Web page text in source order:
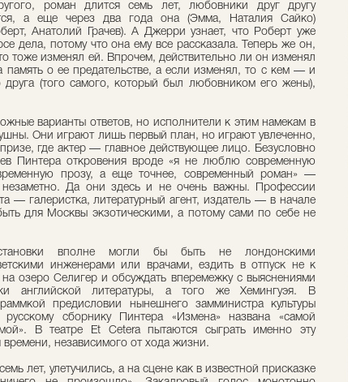
роман длится семь лет, любовники друг другу
а еще через два года она (Эмма, Наталия Сайко)
Анатолий Грачев). А Джерри узнает, что Роберт уже
дела, потому что она ему все рассказала. Теперь же он,
тоже изменял ей. Впрочем, действительно ли он изменял
память о ее предательстве, а если изменял, то с кем — и
(того самого, который был любовником его жены),
варианты ответов, но исполнители к этим намекам в
Они играют лишь первый план, но играют увлеченно,
где актер — главное действующее лицо. Безусловно
Пинтера откровения вроде «я не люблю современную
прозу, а еще точнее, современный роман» —
незаметно. Да они здесь и не очень важны. Профессии
— галеристка, литературный агент, издатель — в начале
для Москвы экзотическими, а потому сами по себе не
вполне могли бы быть не лондонскими
инженерами или врачами, ездить в отпуск не к
на озеро Селигер и обсуждать вперемежку с выяснениями
английской литературы, а того же Хемингуэя. В
предисловии нынешнего замминистра культуры
сборнику Пинтера «Измена» названа «самой
В театре Et Сetera пытаются сыграть именно эту
времени, независимого от хода жизни.
лет, улетучились, а на сцене как в известной присказке